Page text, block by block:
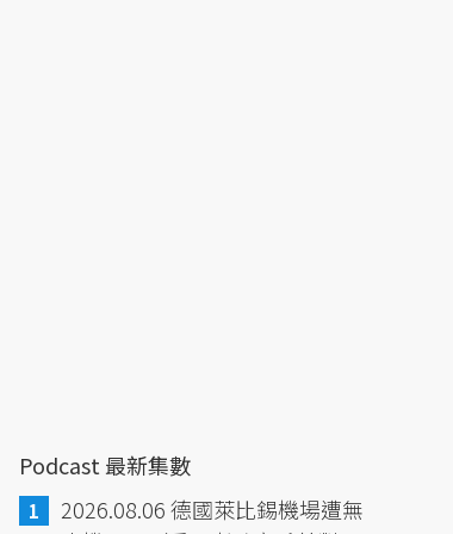
Podcast 最新集數
2026.08.06 德國萊比錫機場遭無